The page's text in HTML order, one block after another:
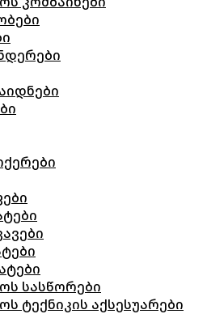
სასწორები
ტექნიკის აქსესუარები